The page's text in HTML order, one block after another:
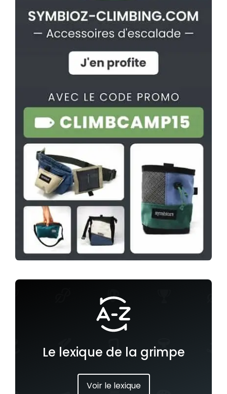
Le lexique de la grimpe
Voir le lexique